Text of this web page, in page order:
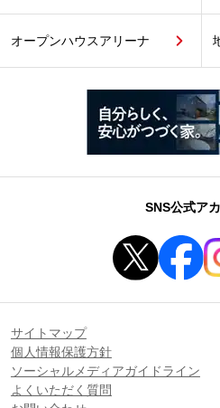
オープンハウスアリーナ
SNS公式ア
サイトマップ
個人情報保護方針
ソーシャルメディアガイドライン
よくいただく質問